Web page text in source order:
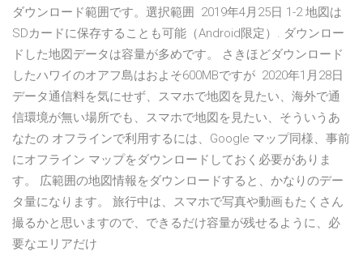
ダウンロード範囲です。選択範囲 2019年4月25日 1-2 地図は
SDカードに保存することも可能（Android限定）. ダウンロー
ドした地図データは容量が多めです。 さきほどダウンロード
したハワイのオアフ島はおよそ600MBですが 2020年1月28日
データ通信料を気にせず、スマホで地図を見たい、海外で通
信環境が無い場所でも、スマホで地図を見たい、そういうあ
なたの オフラインで利用するには、Google マップ同様、事前
にオフライン マップをダウンロードしておく必要がありま
す。 広範囲の地図情報をダウンロードすると、かなりのデー
タ量になります。 旅行中は、スマホで写真や動画もたくさん
撮るかと思いますので、できるだけ容量が残せるように、必
要なエリアだけ